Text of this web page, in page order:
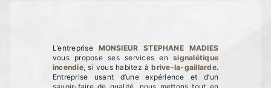
L’entreprise MONSIEUR STEPHANE MADIES
vous propose ses services ensignalétique
incendie, si vous habitez àbrive-la-gaillarde.
Entreprise usant d’une expérience et d’un